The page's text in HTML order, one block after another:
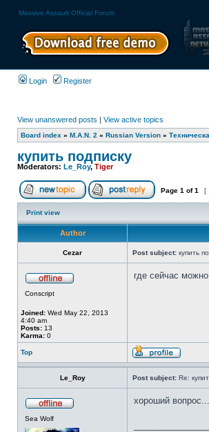
Massive Assault Official Forum
Login Register
View unanswered posts | View active topics
Board index » M.A.N. 2 » Russian Version »
купить подписку
Moderators: Le_Roy,Tiger
Page 1 of1 [
Print view
Author
Cezar Post subject: купить
Conscript
Joined: Wed May 22, 2013
4:40 am
Posts: 13
Karma: 0
где сейчас
Top
Le_Roy Post subject: Re:
Sea Wolf
хороший